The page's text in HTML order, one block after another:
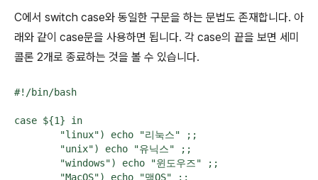
C에서 switch case와 동일한 구문을 하는 문법도 존재합니다. 아
래와 같이 case문을 사용하면 됩니다. 각 case의 끝을 보면 세미
콜론 2개로 종료하는 것을 볼 수 있습니다.
#!/bin/bash
case ${1} in
        "linux") echo "리눅스" ;;
        "unix") echo "유닉스" ;;
        "windows") echo "윈도우즈" ;;
        "MacOS") echo "맥OS" ;;